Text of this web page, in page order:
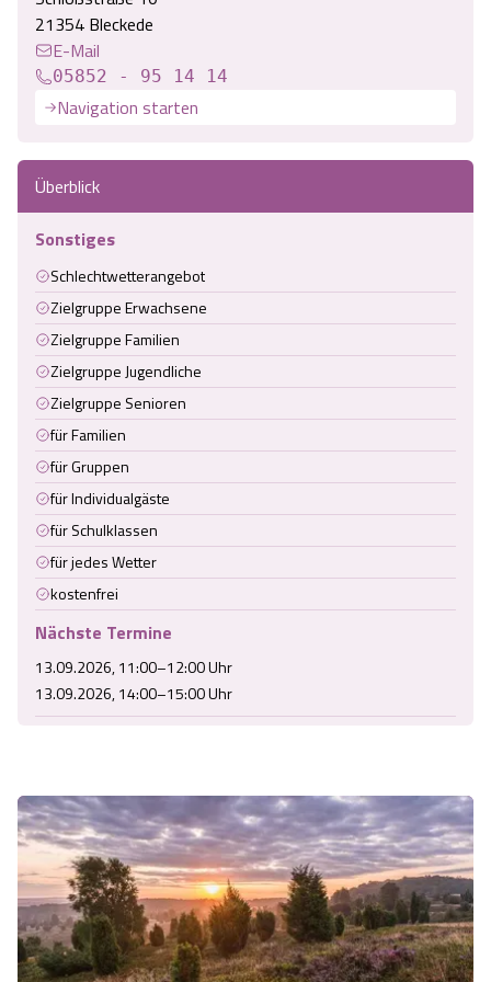
21354 Bleckede
E-Mail
05852 - 95 14 14
Navigation starten
Überblick
Sonstiges
Schlechtwetterangebot
Zielgruppe Erwachsene
Zielgruppe Familien
Zielgruppe Jugendliche
Zielgruppe Senioren
für Familien
für Gruppen
für Individualgäste
für Schulklassen
für jedes Wetter
kostenfrei
Nächste Termine
13.09.2026, 11:00–12:00 Uhr
13.09.2026, 14:00–15:00 Uhr